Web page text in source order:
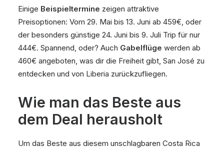
Einige Beispieltermine zeigen attraktive
Preisoptionen: Vom 29. Mai bis 13. Juni ab 459€, oder
der besonders günstige 24. Juni bis 9. Juli Trip für nur
444€. Spannend, oder? Auch Gabelflüge werden ab
460€ angeboten, was dir die Freiheit gibt, San José zu
entdecken und von Liberia zurückzufliegen.
Wie man das Beste aus
dem Deal herausholt
Um das Beste aus diesem unschlagbaren Costa Rica